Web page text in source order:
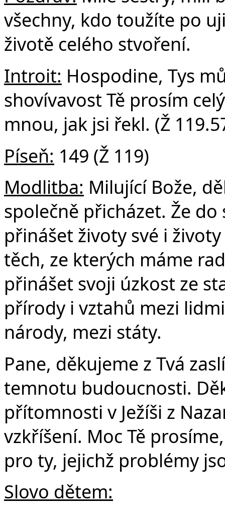
všechny, kdo toužíte po
životě celého stvoření.
Introit: Hospodine, Tys
shovívavost Tě prosím
mnou, jak jsi řekl. (Ž
Píseň: 149 (Ž 119)
Modlitba: Milující Bože,
společně přicházet. Že
přinášet životy své i
těch, ze kterých máme
přinášet svoji úzkost ze
přírody i vztahů mezi
národy, mezi státy.
Pane, děkujeme z Tvá
temnotu budoucnosti.
přítomnosti v Ježíši z
vzkříšení. Moc Tě
pro ty, jejichž problémy
Slovo dětem: